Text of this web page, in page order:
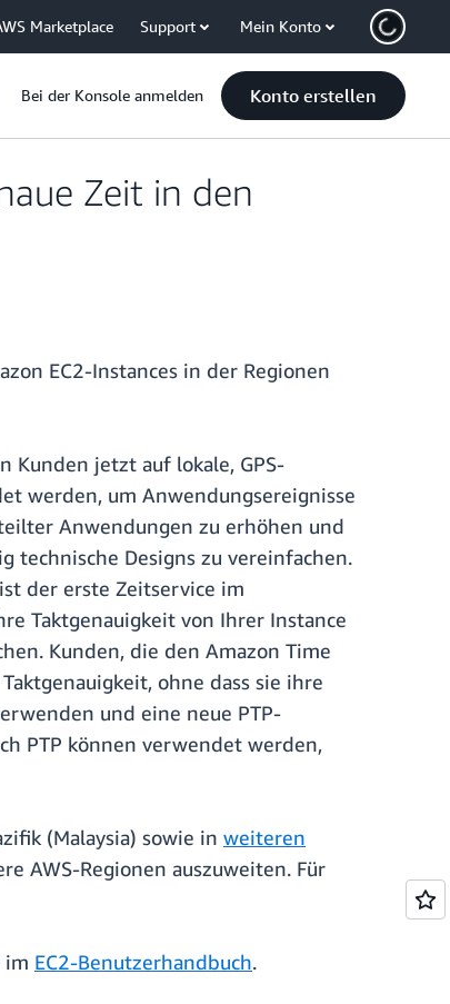
Marketplace Support Mein Konto
Bei der Konsole anmelden Konto erstellen
Zeit in den
EC2-Instances in der Regionen
Kunden jetzt auf lokale, GPS-
werden, um Anwendungsereignisse
Anwendungen zu erhöhen und
Designs zu vereinfachen.
der erste Zeitservice im
Taktgenauigkeit von Ihrer Instance
Kunden, die den Amazon Time
ohne dass sie ihre
und eine neue PTP-
PTP können verwendet werden,
(Malaysia) sowie in weiteren
AWS-Regionen auszuweiten. Für
im EC2-Benutzerhandbuch.